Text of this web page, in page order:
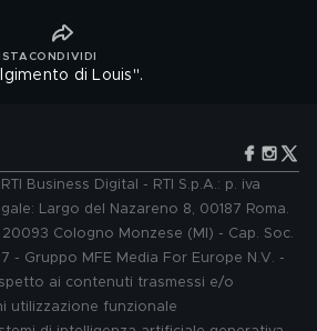
CONDIVIDI
di Louis".
Business Digital - RTI S.p.A.: p. iva
Largo del Nazareno 8, 00187 Roma.
Cologno Monzese (MI) - Cap. Soc.
- Gruppo MFE Media For Europe N.V. -
ai contenuti trasmessi e/o
utilizzazione funzionale